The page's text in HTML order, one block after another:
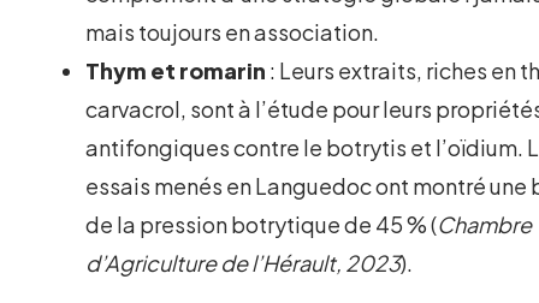
mais toujours en association.
Thym et romarin : Leurs extraits, riches en
carvacrol, sont à l’étude pour leurs
antifongiques contre le botrytis et l’oïdium.
essais menés en Languedoc ont montré une
de la pression botrytique de 45 % (Chambre
d’Agriculture de l’Hérault, 2023).